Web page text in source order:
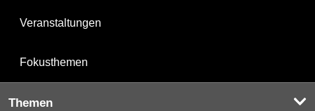
Veranstaltungen
Fokusthemen
Themen